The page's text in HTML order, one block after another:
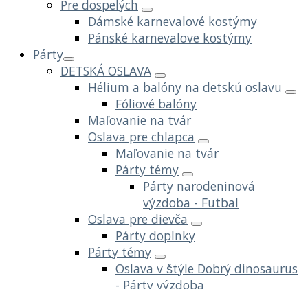
Pre dospelých
Dámské karnevalové kostýmy
Pánské karnevalove kostýmy
Párty
DETSKÁ OSLAVA
Hélium a balóny na detskú oslavu
Fóliové balóny
Maľovanie na tvár
Oslava pre chlapca
Maľovanie na tvár
Párty témy
Párty narodeninová
výzdoba - Futbal
Oslava pre dievča
Párty doplnky
Párty témy
Oslava v štýle Dobrý dinosaurus
- Párty výzdoba